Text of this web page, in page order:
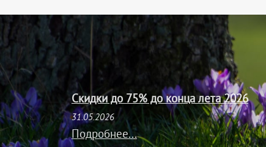
Скидки до 75% до конца лета 2026
31.05.2026
Подробнее...